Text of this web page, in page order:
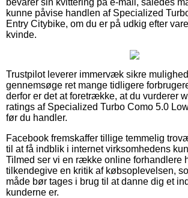
kunne påvise handlen af Specialized
Entry Citybike, om du er på udkig efter
kvinde.
Trustpilot leverer immervæk sikre
gennemsøge ret mange tidligere
derfor er det at foretrække, at du vurderer
ratings af Specialized Turbo Como 5.0
før du handler.
Facebook fremskaffer tillige temmelig
til at få indblik i internet virksomhedens
Tilmed ser vi en række online forhandlere
tilkendegive en kritik af købsoplevelsen,
måde bør tages i brug til at danne dig et
kunderne er.